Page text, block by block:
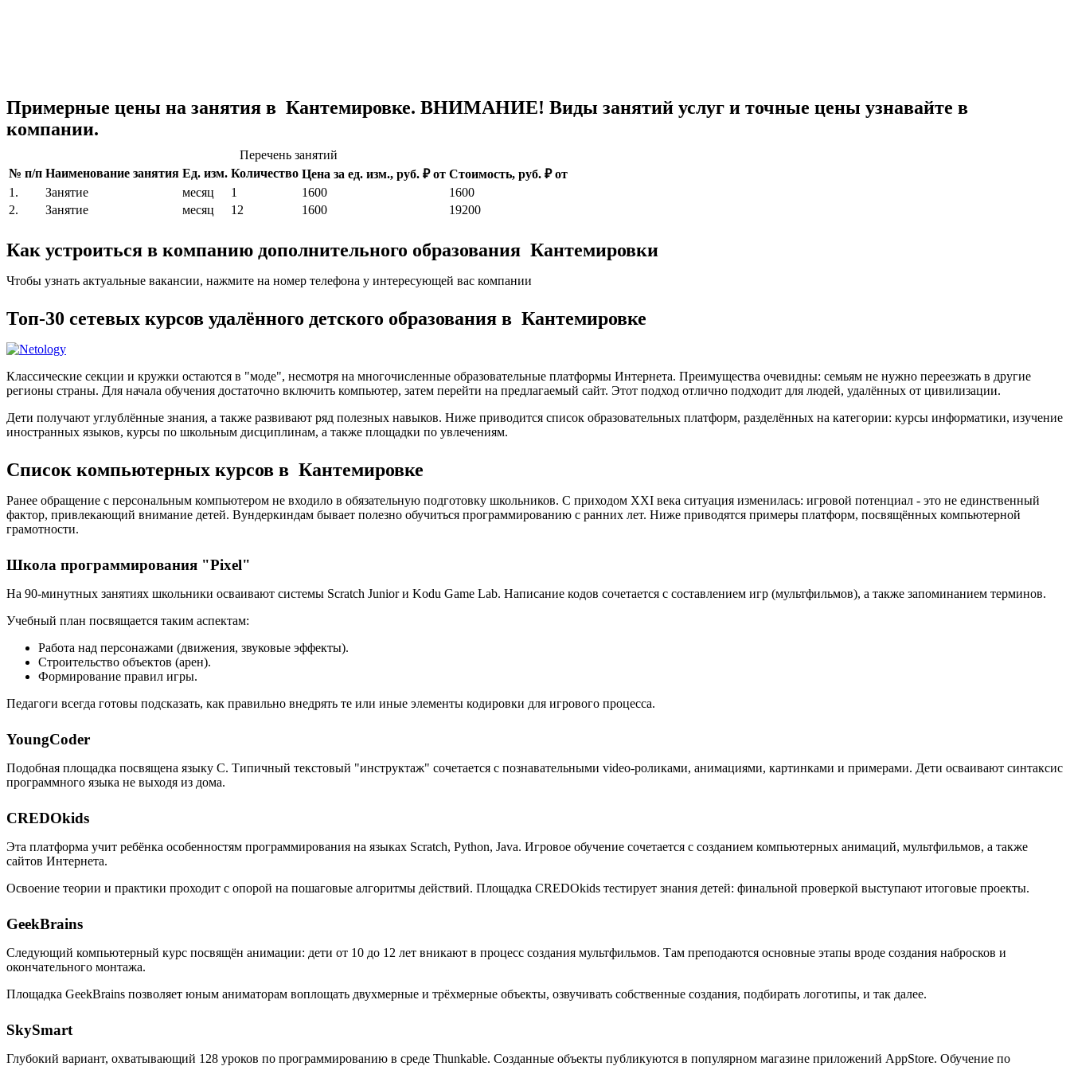
Примерные цены на занятия в Кантемировке. ВНИМАНИЕ! Виды занятий услуг и точные цены узнавайте в
компании.
Перечень занятий
№ п/п Наименование занятия Ед. изм. Количество Цена за ед. изм., руб. ₽ от Стоимость, руб. ₽ от
1.
Занятие месяц 1 1600
1600
2.
Занятие месяц 12 1600 19200
Как устроиться в компанию дополнительного образования Кантемировки
Чтобы узнать актуальные вакансии, нажмите на номер телефона у интересующей вас компании
Топ-30 сетевых курсов удалённого детского образования в Кантемировке
Классические секции и кружки остаются в "моде", несмотря на многочисленные образовательные платформы Интернета. Преимущества очевидны: семьям не нужно переезжать в другие
регионы страны. Для начала обучения достаточно включить компьютер, затем перейти на предлагаемый сайт. Этот подход отлично подходит для людей, удалённых от цивилизации.
Дети получают углублённые знания, а также развивают ряд полезных навыков. Ниже приводится список образовательных платформ, разделённых на категории: курсы информатики, изучение
иностранных языков, курсы по школьным дисциплинам, а также площадки по увлечениям.
Список компьютерных курсов в Кантемировке
Ранее обращение с персональным компьютером не входило в обязательную подготовку школьников. С приходом XXI века ситуация изменилась: игровой потенциал - это не единственный
фактор, привлекающий внимание детей. Вундеркиндам бывает полезно обучиться программированию с ранних лет. Ниже приводятся примеры платформ, посвящённых компьютерной
грамотности.
Школа программирования "Pixel"
На 90-минутных занятиях школьники осваивают системы Scratch Junior и Kodu Game Lab. Написание кодов сочетается с составлением игр (мультфильмов), а также запоминанием терминов.
Учебный план посвящается таким аспектам:
Работа над персонажами (движения, звуковые эффекты).
Строительство объектов (арен).
Формирование правил игры.
Педагоги всегда готовы подсказать, как правильно внедрять те или иные элементы кодировки для игрового процесса.
YoungCoder
Подобная площадка посвящена языку C. Типичный текстовый "инструктаж" сочетается с познавательными video-роликами, анимациями, картинками и примерами. Дети осваивают синтаксис
программного языка не выходя из дома.
CREDOkids
Эта платформа учит ребёнка особенностям программирования на языках Scratch, Python, Java. Игровое обучение сочетается с созданием компьютерных анимаций, мультфильмов, а также
сайтов Интернета.
Освоение теории и практики проходит с опорой на пошаговые алгоритмы действий. Площадка CREDOkids тестирует знания детей: финальной проверкой выступают итоговые проекты.
GeekBrains
Следующий компьютерный курс посвящён анимации: дети от 10 до 12 лет вникают в процесс создания мультфильмов. Там преподаются основные этапы вроде создания набросков и
окончательного монтажа.
Площадка GeekBrains позволяет юным аниматорам воплощать двухмерные и трёхмерные объекты, озвучивать собственные создания, подбирать логотипы, и так далее.
SkySmart
Глубокий вариант, охватывающий 128 уроков по программированию в среде Thunkable. Созданные объекты публикуются в популярном магазине приложений AppStore. Обучение по